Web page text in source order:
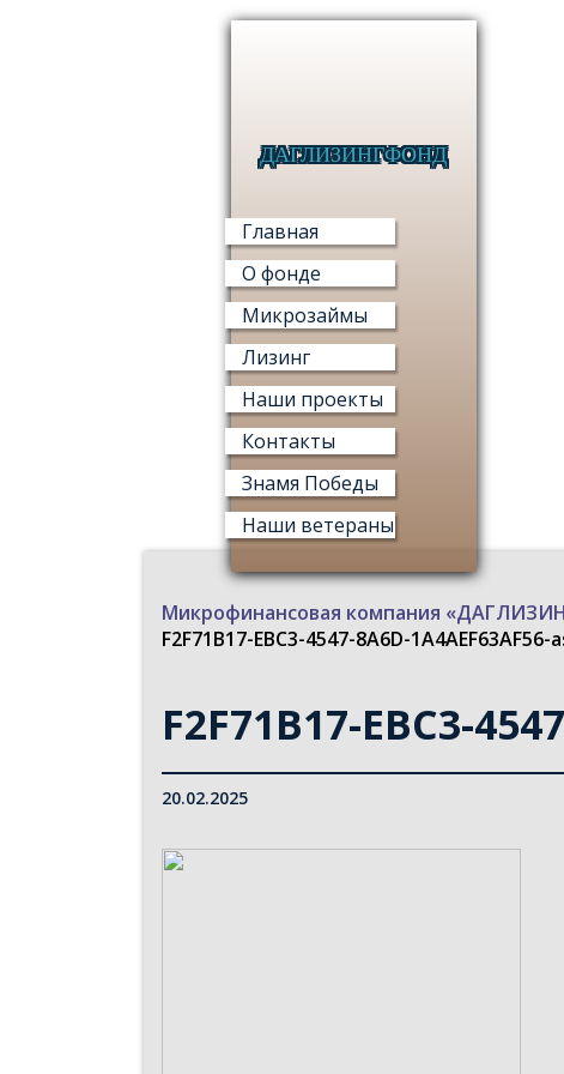
ДАГЛИЗИНГФОНД
Главная
О фонде
Микрозаймы
Лизинг
Наши проекты
Контакты
Знамя Победы
Наши ветераны
Микрофинансовая компания
F2F71B17-EBC3-4547-8A6D-
F2F71B17-EBC3-
20.02.2025